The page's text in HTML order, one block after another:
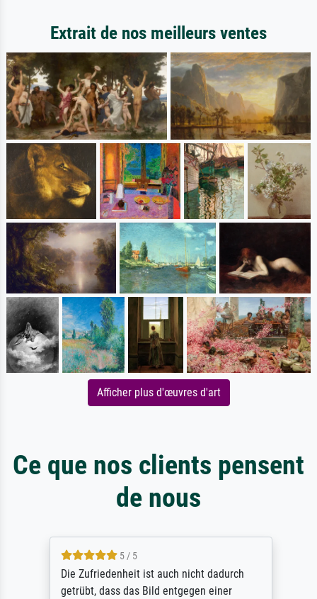
Extrait de nos meilleurs ventes
Afficher plus d'œuvres d'art
Ce que nos clients pensent
de nous
5 / 5
Die Zufriedenheit ist auch nicht dadurch
getrübt, dass das Bild entgegen einer